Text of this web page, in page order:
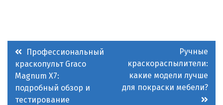
Навигация
по
записям
Профессиональный
краскопульт Graco
Magnum X7:
подробный обзор и
тестирование
Ручные
краскораспылители:
какие модели лучше
для покраски мебели?